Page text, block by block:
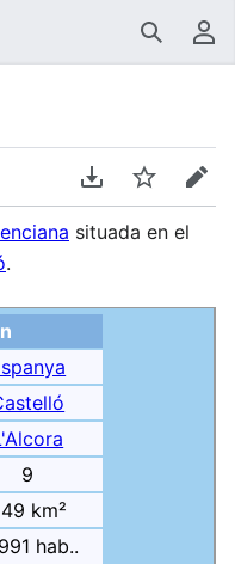
Buscar
Descarregar en
Vigilar
situada en el
.
9
km²
hab..